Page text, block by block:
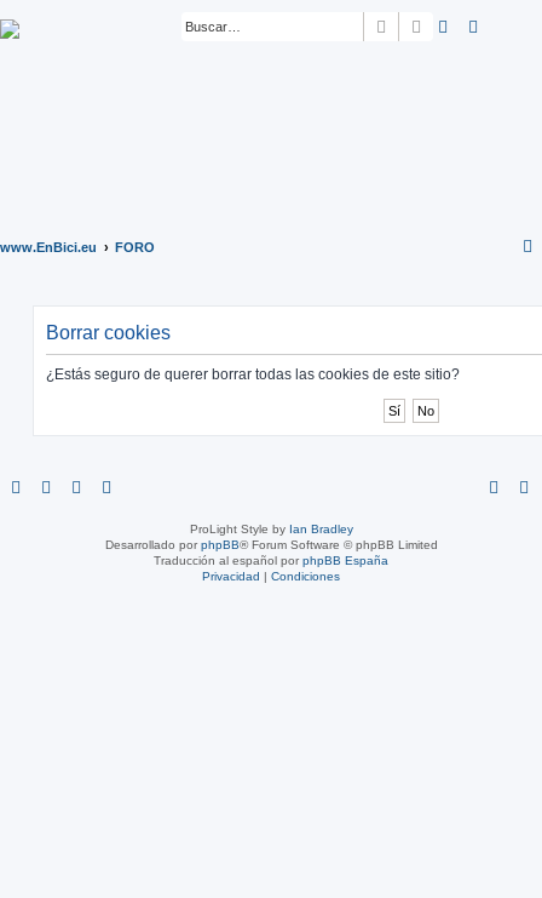
BuscarBúsqueda
www.EnBici.eu FORO
Borrar cookies
¿Estás seguro de querer borrar todas las cookies de este sitio?
ProLight Style by Ian Bradley
Desarrollado porphpBB® Forum Software © phpBB Limited
Traducción al español porphpBB España
Privacidad | Condiciones